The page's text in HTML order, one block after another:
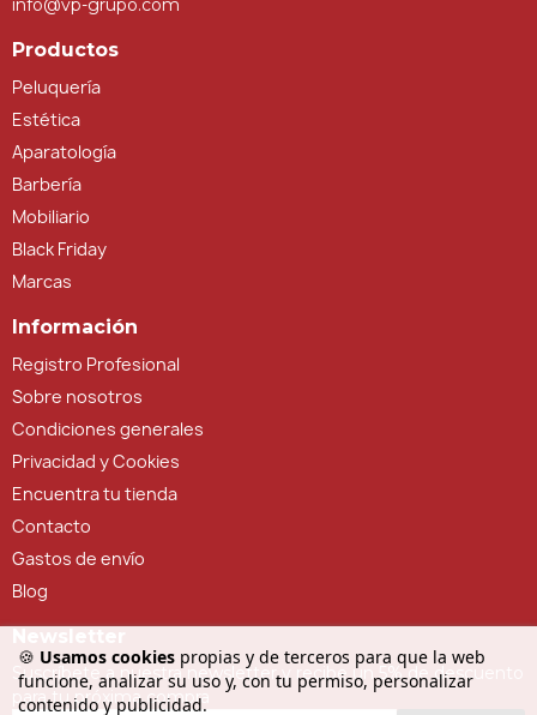
🍪 Usamos cookies propias y de terceros para que la web
funcione, analizar su uso y, con tu permiso, personalizar
contenido y publicidad.
info@vp-grupo.com
Productos
Peluquería
Estética
Aparatología
Barbería
Mobiliario
Black Friday
Marcas
Información
Registro Profesional
Sobre nosotros
Condiciones generales
Privacidad y Cookies
Encuentra tu tienda
Contacto
Gastos de envío
Blog
Suscríbete a nuestra newsletter y recibe un 5% de descuento
para tu próxima compra